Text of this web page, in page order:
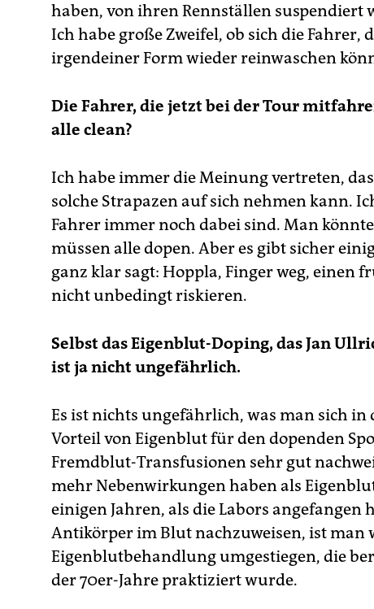
haben, von ihren Rennställen suspendiert
Ich habe große Zweifel, ob sich die Fahrer,
irgendeiner Form wieder reinwaschen
Die Fahrer, die jetzt bei der Tour
alle clean?
Ich habe immer die Meinung vertreten,
solche Strapazen auf sich nehmen kann.
Fahrer immer noch dabei sind. Man
müssen alle dopen. Aber es gibt sicher
ganz klar sagt: Hoppla, Finger weg, einen
nicht unbedingt riskieren.
Selbst das Eigenblut-Doping, das Jan
ist ja nicht ungefährlich.
Es ist nichts ungefährlich, was man sich in
Vorteil von Eigenblut für den dopenden
Fremdblut-Transfusionen sehr gut
mehr Nebenwirkungen haben als
einigen Jahren, als die Labors angefangen
Antikörper im Blut nachzuweisen, ist man
Eigenblutbehandlung umgestiegen, die
der 70er-Jahre praktiziert wurde.